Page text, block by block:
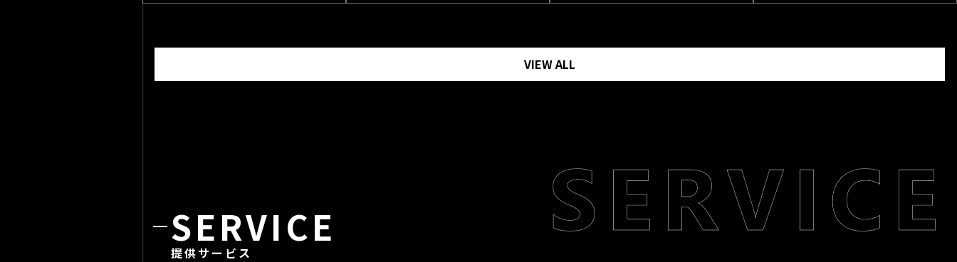
VIEW ALL
SERVICE
提供サービス